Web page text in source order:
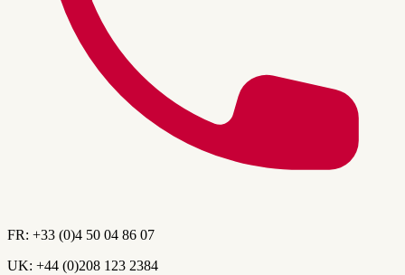
FR: +33 (0)4 50 04 86 07
UK: +44 (0)208 123 2384